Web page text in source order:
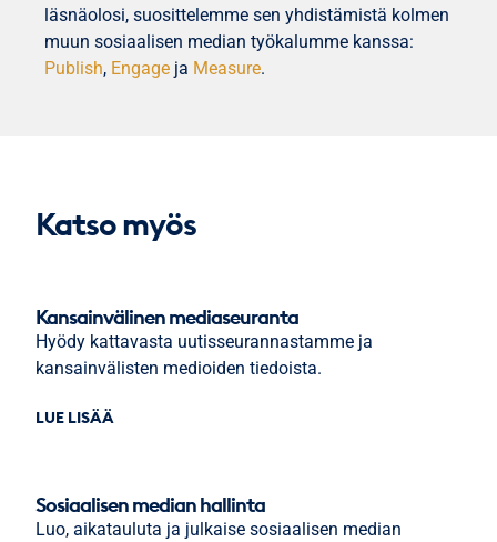
läsnäolosi, suosittelemme sen yhdistämistä kolmen
muun sosiaalisen median työkalumme kanssa:
Publish, Engage ja Measure.
Katso myös
Kansainvälinen mediaseuranta
Hyödy kattavasta uutisseurannastamme ja
kansainvälisten medioiden tiedoista.
LUE LISÄÄ
Sosiaalisen median hallinta
Luo, aikatauluta ja julkaise sosiaalisen median